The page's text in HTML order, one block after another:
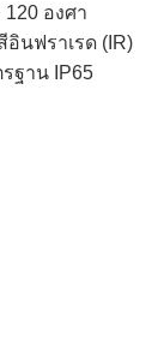
องศา
นฟราเรด (IR)
ฐาน IP65